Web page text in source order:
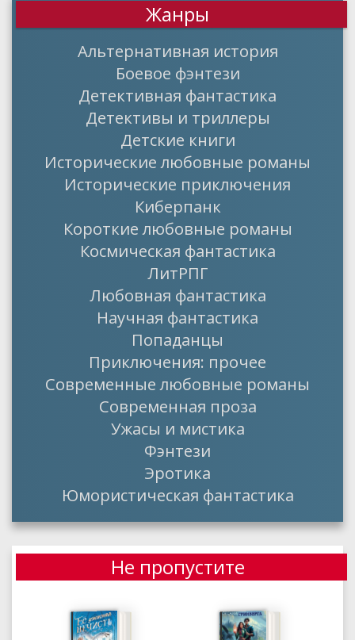
Жанры
Альтернативная история
Боевое фэнтези
Детективная фантастика
Детективы и триллеры
Детские книги
Исторические любовные романы
Исторические приключения
Киберпанк
Короткие любовные романы
Космическая фантастика
ЛитРПГ
Любовная фантастика
Научная фантастика
Попаданцы
Приключения: прочее
Современные любовные романы
Современная проза
Ужасы и мистика
Фэнтези
Эротика
Юмористическая фантастика
Не пропустите